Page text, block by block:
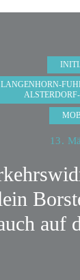
LANGENHORN-
ALSTERDORF-
13.
auf